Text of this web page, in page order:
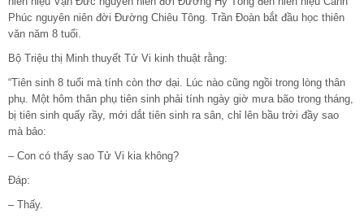
Phúc nguyên niên đời Đường Chiêu Tông. Trần Đoàn bắt đầu học thiên
văn năm 8 tuổi.
Bộ Triệu thị Minh thuyết Tử Vi kinh thuật rằng:
“Tiên sinh 8 tuổi mà tính còn thơ dại. Lúc nào cũng ngồi trong lòng thân
phụ. Một hôm thân phụ tiên sinh phải tính ngày giờ mưa bão trong tháng,
bị tiên sinh quấy rầy, mới dắt tiên sinh ra sân, chỉ lên bầu trời đầy sao
mà bảo:
– Con có thấy sao Tử Vi kia không?
Đáp:
– Thấy.